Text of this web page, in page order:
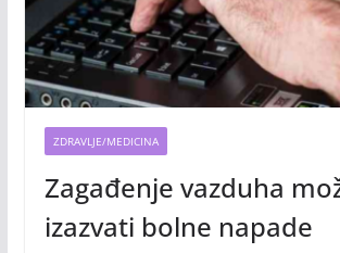
ZDRAVLJE/MEDICINA
Zagađenje vazduha
izazvati bolne napade